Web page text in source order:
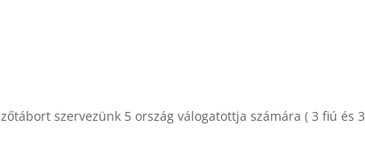
szervezünk 5 ország válogatottja számára ( 3 fiú és 3